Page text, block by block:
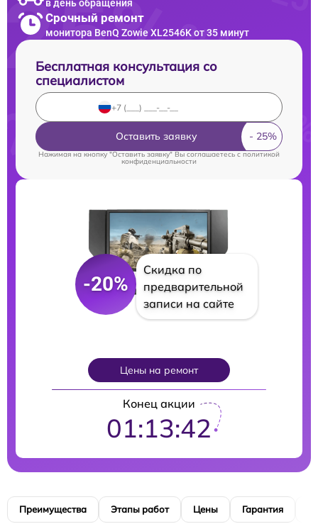
в день обращения
Срочный ремонт
монитора BenQ Zowie XL2546K от 35 минут
Бесплатная консультация со
специалистом
Оставить заявку
Нажимая на кнопку "Оставить заявку" Вы соглашаетесь cполитикой
конфиденциальности
-20%
Скидка по
предварительной
записи на сайте
Цены на ремонт
Конец акции
01:13:41
Преимущества Этапы работ Цены Гарантия